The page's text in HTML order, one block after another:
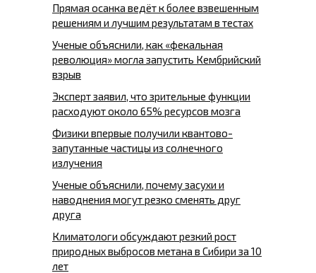
Прямая осанка ведёт к более взвешенным
решениям и лучшим результатам в тестах
Ученые объяснили, как «фекальная
революция» могла запустить Кембрийский
взрыв
Эксперт заявил, что зрительные функции
расходуют около 65% ресурсов мозга
Физики впервые получили квантово-
запутанные частицы из солнечного
излучения
Ученые объяснили, почему засухи и
наводнения могут резко сменять друг
друга
Климатологи обсуждают резкий рост
природных выбросов метана в Сибири за 10
лет